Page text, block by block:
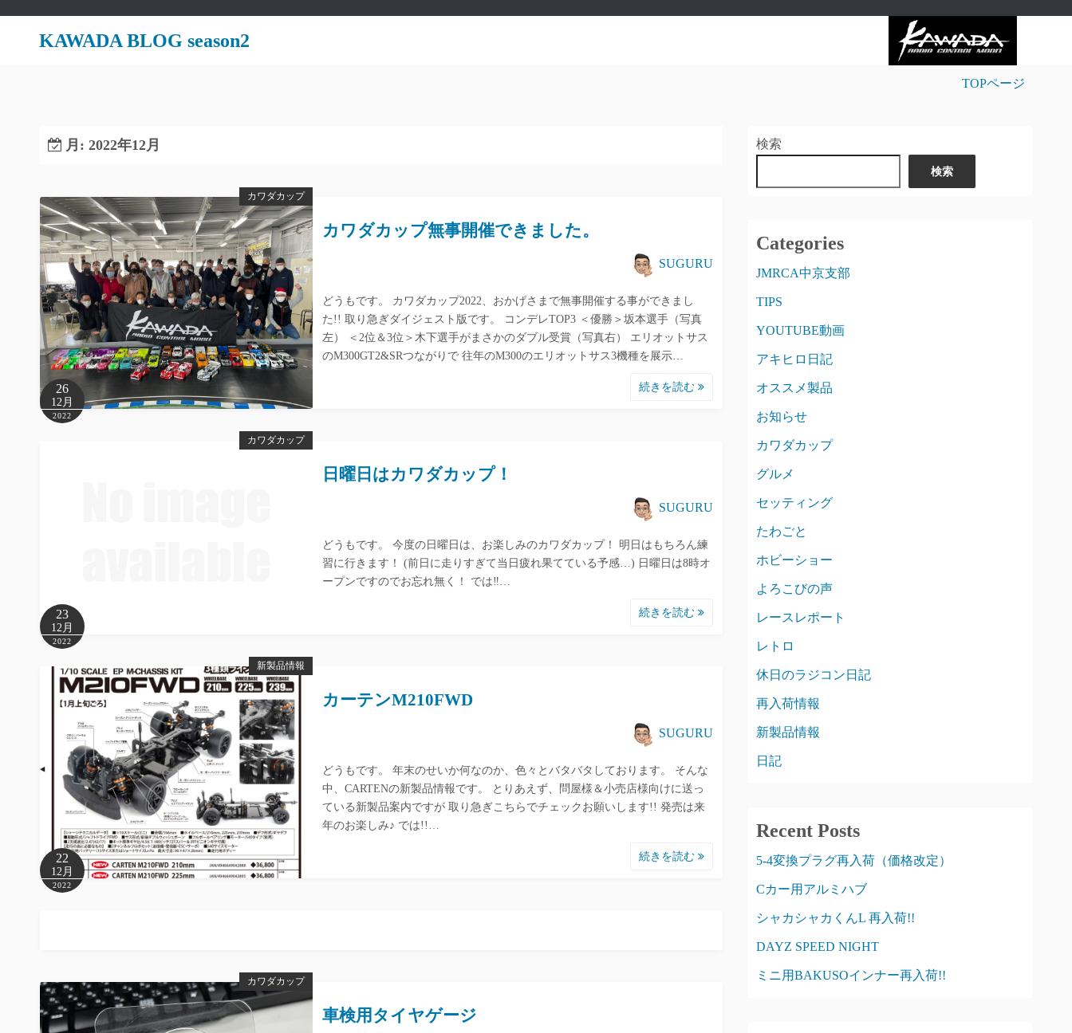
KAWADA BLOG season2
TOPページ
月: 2022年12月
カワダカップ
26
12月
2022
カワダカップ無事開催できました。
SUGURU
どうもです。 カワダカップ2022、おかげさまで無事開催する事ができまし
た!! 取り急ぎダイジェスト版です。 コンデレTOP3 ＜優勝＞坂本選手（写真
左） ＜2位＆3位＞木下選手がまさかのダブル受賞（写真右） エリオットサス
のM300GT2&SRつながりで 往年のM300のエリオットサス3機種を展示…
続きを読む
カワダカップ
23
12月
2022
日曜日はカワダカップ！
SUGURU
どうもです。 今度の日曜日は、お楽しみのカワダカップ！ 明日はもちろん練
習に行きます！ (前日に走りすぎて当日疲れ果てている予感…) 日曜日は8時オ
ープンですのでお忘れ無く！ では‼︎…
続きを読む
新製品情報
22
12月
2022
カーテンM210FWD
SUGURU
どうもです。 年末のせいか何なのか、色々とバタバタしております。 そんな
中、CARTENの新製品情報です。 とりあえず、問屋様＆小売店様向けに送っ
ている新製品案内ですが 取り急ぎこちらでチェックお願いします!! 発売は来
年のお楽しみ♪ では!!…
続きを読む
カワダカップ
車検用タイヤゲージ
検索
検索
Categories
JMRCA中京支部
TIPS
YOUTUBE動画
アキヒロ日記
オススメ製品
お知らせ
カワダカップ
グルメ
セッティング
たわごと
ホビーショー
よろこびの声
レースレポート
レトロ
休日のラジコン日記
再入荷情報
新製品情報
日記
Recent Posts
5-4変換プラグ再入荷（価格改定）
Cカー用アルミハブ
シャカシャカくんL 再入荷!!
DAYZ SPEED NIGHT
ミニ用BAKUSOインナー再入荷!!